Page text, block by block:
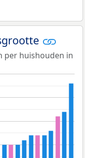
per huishouden in